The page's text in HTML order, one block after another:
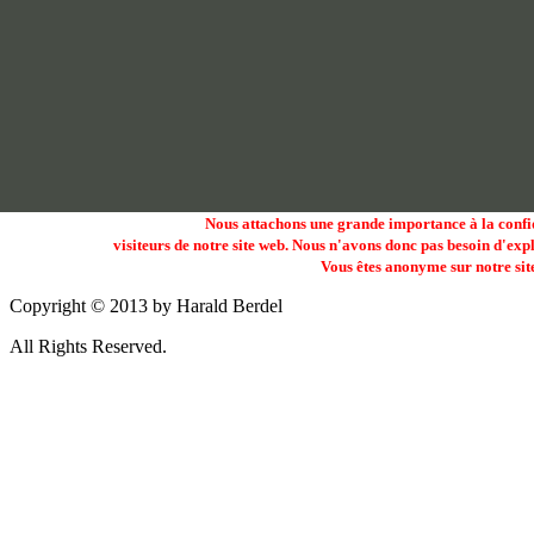
Nous attachons une grande importance à la
visiteurs de notre site web. Nous n'avons donc pas besoin
Vous êtes anonyme sur notre
Copyright © 2013 by Harald Berdel
All Rights Reserved.